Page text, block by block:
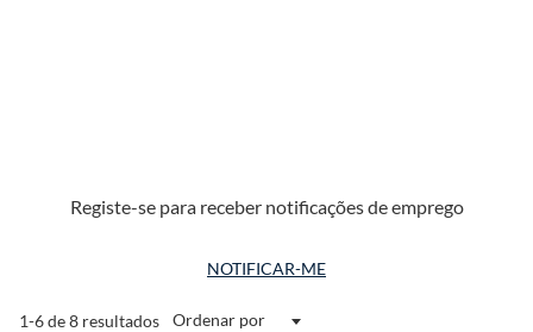
Registe-se para receber notificações de emprego
NOTIFICAR-ME
1-6 de 8 resultados Ordenar por